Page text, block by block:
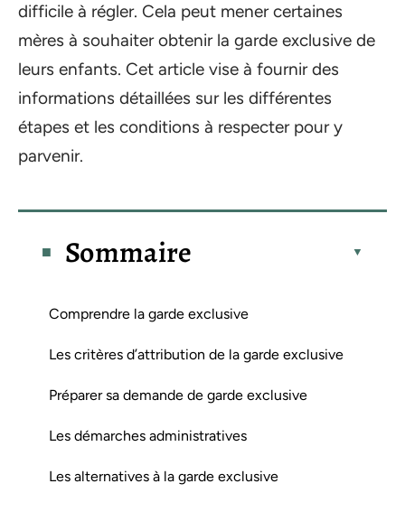
difficile à régler. Cela peut mener certaines
mères à souhaiter obtenir la garde exclusive de
leurs enfants. Cet article vise à fournir des
informations détaillées sur les différentes
étapes et les conditions à respecter pour y
parvenir.
Sommaire
Comprendre la garde exclusive
Les critères d’attribution de la garde exclusive
Préparer sa demande de garde exclusive
Les démarches administratives
Les alternatives à la garde exclusive